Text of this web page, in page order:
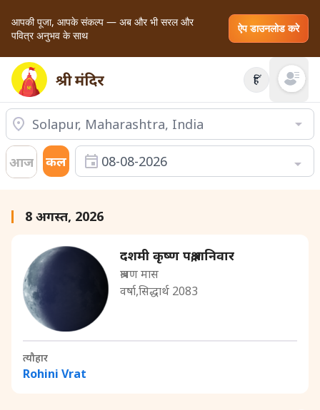
आपकी पूजा, आपके संकल्प — अब और भी सरल और
पवित्र अनुभव के साथ
ऐप डाउनलोड करे
हिं Open
आज कल 08-08-2026
8 अगस्त, 2026
दशमी कृष्ण पक्ष,शनिवार
श्रावण मास
वर्षा,सिद्धार्थ 2083
त्यौहार
Rohini Vrat